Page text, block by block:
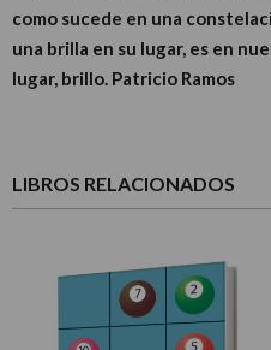
como sucede en una
una brilla en su lugar, es en
lugar, brillo. Patricio Ramos
LIBROS RELACIONADOS